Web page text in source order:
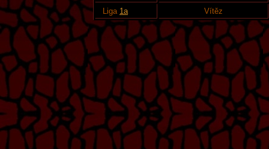
Liga 1a Vítěz